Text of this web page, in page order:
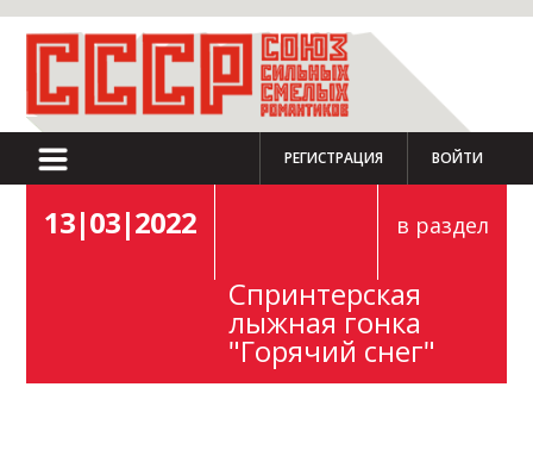
РЕГИСТРАЦИЯ ВОЙТИ
13|03|2022 в раздел
Спринтерская
лыжная гонка
"Горячий снег"